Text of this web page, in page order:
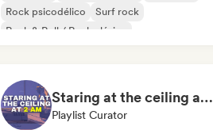
Rock psicodélico
Surf rock
Rock & Roll / Rock clásico
Staring at the ceiling at 2am
Playlist Curator